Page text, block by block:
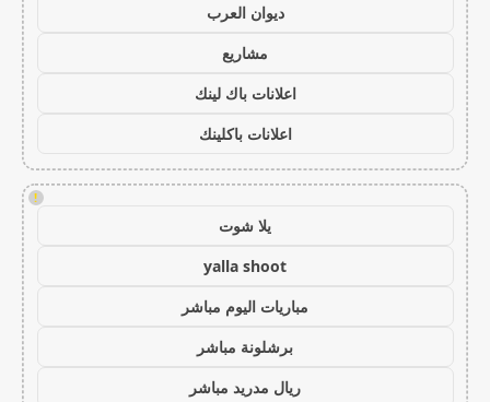
ديوان العرب
مشاريع
اعلانات باك لينك
اعلانات باكلينك
!
يلا شوت
yalla shoot
مباريات اليوم مباشر
برشلونة مباشر
ريال مدريد مباشر